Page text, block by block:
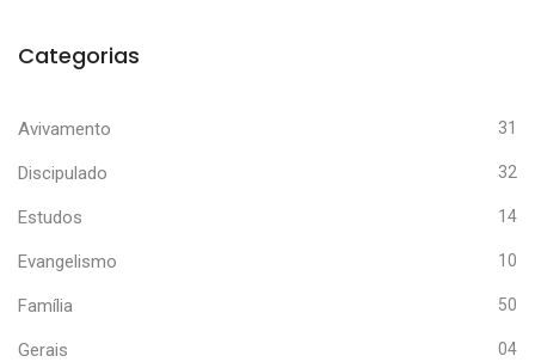
Categorias
Avivamento 31
Discipulado 32
Estudos 14
Evangelismo 10
Família 50
Gerais 04